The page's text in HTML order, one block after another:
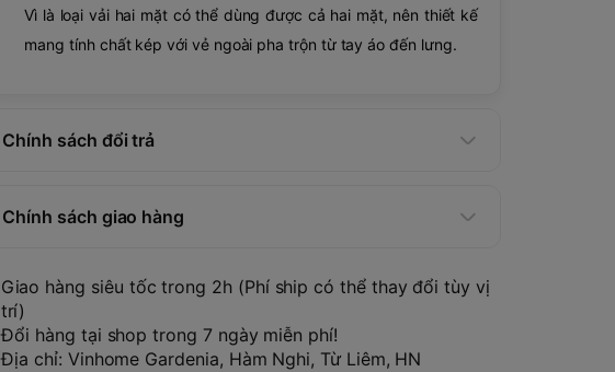
Vì là loại vải hai mặt có thể dùng được cả hai mặt, nên thiết kế
mang tính chất kép với vẻ ngoài pha trộn từ tay áo đến lưng.
Chính sách đổi trả
Chính sách giao hàng
Giao hàng siêu tốc trong 2h (Phí ship có thể thay đổi tùy vị
trí)
Đổi hàng tại shop trong 7 ngày miễn phí!
Địa chỉ: Vinhome Gardenia, Hàm Nghi, Từ Liêm, HN